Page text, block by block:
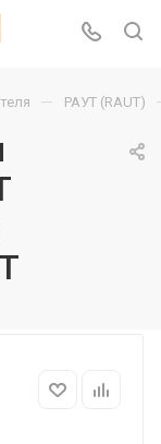
— РАУТ (RAUT)